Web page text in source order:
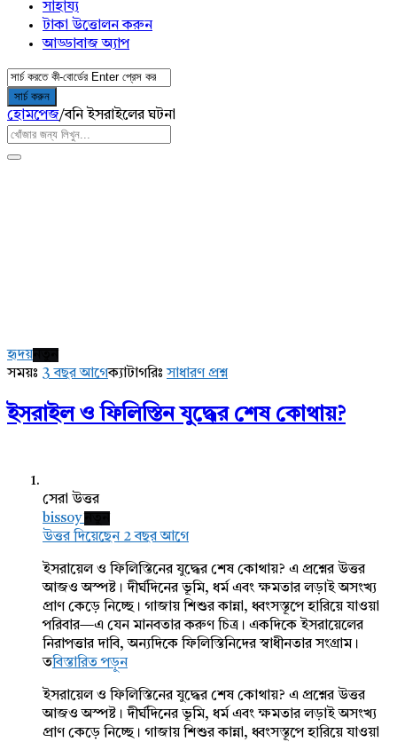
সাহায্য
টাকা উত্তোলন করুন
আড্ডাবাজ অ্যাপ
হোমপেজ/বনি ইসরাইলের ঘটনা
Latest
প্রশ্ন
হৃদয়
সময়ঃ 3 বছর আগেক্যাটাগরিঃসাধারণ প্রশ্ন
ইসরাইল ও ফিলিস্তিন যুদ্ধের শেষ কোথায়?
সেরা উত্তর
bissoy
উত্তর দিয়েছেন 2 বছর আগে
ইসরায়েল ও ফিলিস্তিনের যুদ্ধের শেষ কোথায়? এ প্রশ্নের উত্তর
আজও অস্পষ্ট। দীর্ঘদিনের ভূমি, ধর্ম এবং ক্ষমতার লড়াই অসংখ্য
প্রাণ কেড়ে নিচ্ছে। গাজায় শিশুর কান্না, ধ্বংসস্তূপে হারিয়ে যাওয়া
পরিবার—এ যেন মানবতার করুণ চিত্র। একদিকে ইসরায়েলের
নিরাপত্তার দাবি, অন্যদিকে ফিলিস্তিনিদের স্বাধীনতার সংগ্রাম।
তবিস্তারিত পড়ুন
ইসরায়েল ও ফিলিস্তিনের যুদ্ধের শেষ কোথায়? এ প্রশ্নের উত্তর
আজও অস্পষ্ট। দীর্ঘদিনের ভূমি, ধর্ম এবং ক্ষমতার লড়াই অসংখ্য
প্রাণ কেড়ে নিচ্ছে। গাজায় শিশুর কান্না, ধ্বংসস্তূপে হারিয়ে যাওয়া